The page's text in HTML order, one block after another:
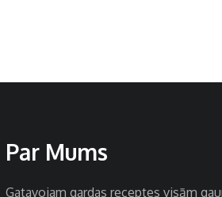
Par Mums
Gatavojam gardas receptes visām